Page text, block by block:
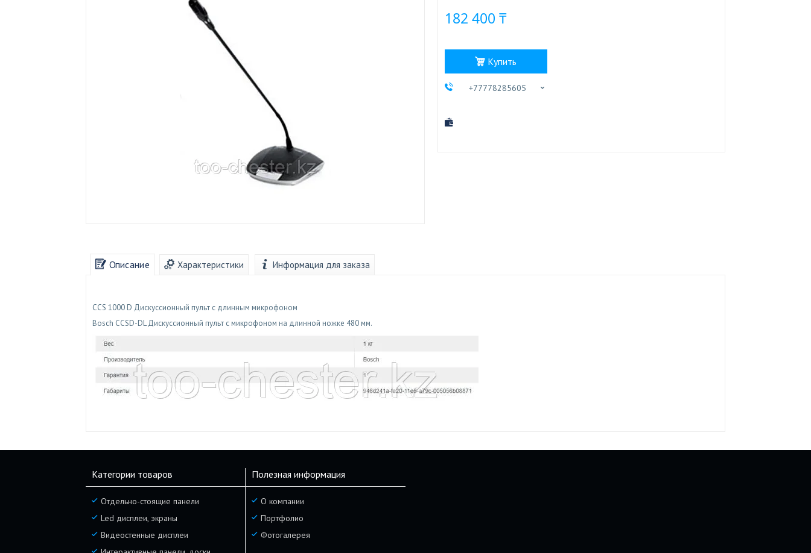
182 400 ₸
Купить
+77778285605
Описание Характеристики Информация для заказа
CCS 1000 D Дискуссионный пульт с длинным микрофоном
Bosch CCSD-DL Дискуссионный пульт с микрофоном на длинной ножке 480 мм.
Категории товаров
Отдельно-стоящие панели
Led дисплеи, экраны
Видеостенные дисплеи
Полезная информация
О компании
Портфолио
Фотогалерея